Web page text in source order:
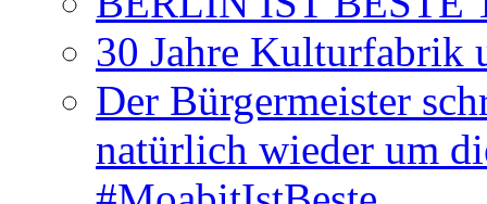
30 Jahre Kulturfabrik
Der Bürgermeister
natürlich wieder um